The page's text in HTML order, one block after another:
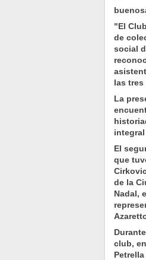
"El
de
social
las tres
La
El
que
de la
Nadal,
club,